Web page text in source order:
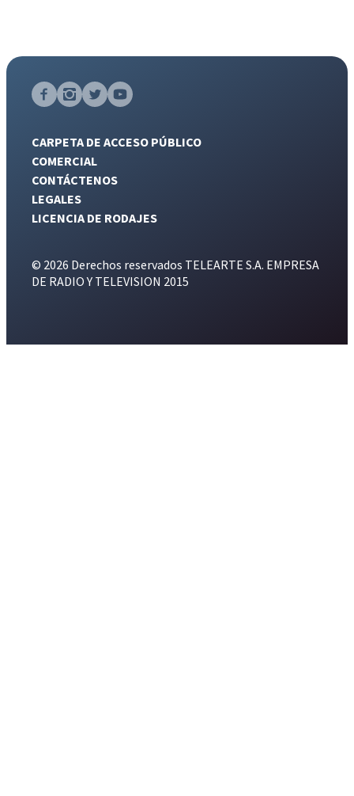
CARPETA DE ACCESO PÚBLICO
COMERCIAL
CONTÁCTENOS
LEGALES
LICENCIA DE RODAJES
© 2026 Derechos reservados TELEARTE S.A. EMPRESA
DE RADIO Y TELEVISION 2015